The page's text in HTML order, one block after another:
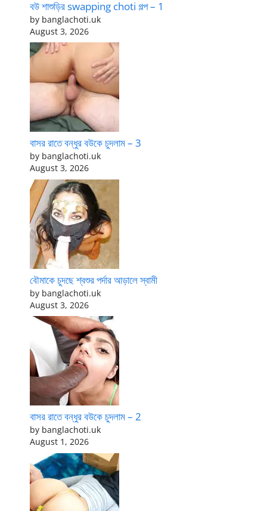
বউ শাশুড়ির swapping choti গল্প – 1
by banglachoti.uk
August 3, 2026
বাসর রাতে বন্ধুর বউকে চুদলাম – 3
by banglachoti.uk
August 3, 2026
বৌমাকে চুদছে শ্বশুর পর্দার আড়ালে স্বামী
by banglachoti.uk
August 3, 2026
বাসর রাতে বন্ধুর বউকে চুদলাম – 2
by banglachoti.uk
August 1, 2026